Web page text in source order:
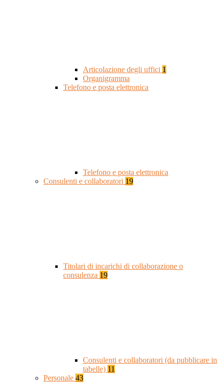
Articolazione degli uffici 1
Organigramma
Telefono e posta elettronica
Telefono e posta elettronica
Consulenti e collaboratori 19
Titolari di incarichi di collaborazione o
consulenza 19
Consulenti e collaboratori (da pubblicare in
tabelle) 11
Personale 43